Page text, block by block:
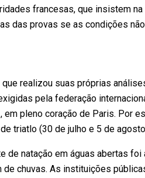
francesas, que insistem
das provas se as condições
realizou suas próprias
pela federação
pleno coração de Paris. Por
triatlo (30 de julho e 5 de
de natação em águas abertas
chuvas. As instituições